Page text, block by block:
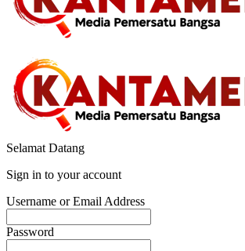
Selamat Datang
Sign in to your account
Username or Email Address
Password